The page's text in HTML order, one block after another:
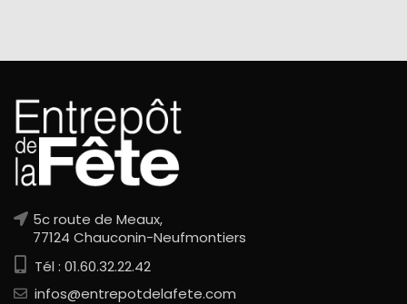
5c route de Meaux,
77124 Chauconin-Neufmontiers
Tél : 01.60.32.22.42
infos@entrepotdelafete.com